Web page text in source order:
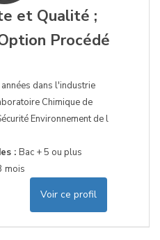
et Qualité ;
Procédé
dans l'industrie
Chimique de
Environnement de l
: Bac + 5 ou plus
mois
Voir ce profil